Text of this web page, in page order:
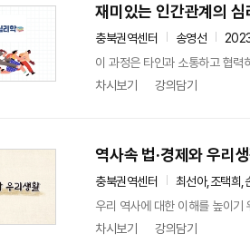
재미있는 인간관계의 심
충북권역센터 송영선
이 과정은 타인과 소통하고 협
차시보기
강의담기
역사속 법·경제와 우리
충북권역센터
최선아,조택희,
우리 역사에 대한 이해를 높이기
차시보기
강의담기